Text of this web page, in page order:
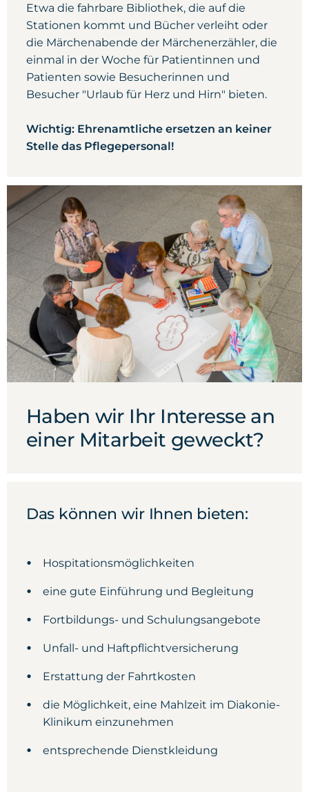
Etwa die fahrbare Bibliothek, die auf die
Stationen kommt und Bücher verleiht oder
die Märchenabende der Märchenerzähler, die
einmal in der Woche für Patientinnen und
Patienten sowie Besucherinnen und
Besucher "Urlaub für Herz und Hirn" bieten.
Wichtig: Ehrenamtliche ersetzen an keiner
Stelle das Pflegepersonal!
Haben wir Ihr Interesse an
einer Mitarbeit geweckt?
Das können wir Ihnen bieten:
Hospitationsmöglichkeiten
eine gute Einführung und Begleitung
Fortbildungs- und Schulungsangebote
Unfall- und Haftpflichtversicherung
Erstattung der Fahrtkosten
die Möglichkeit, eine Mahlzeit im Diakonie-
Klinikum einzunehmen
entsprechende Dienstkleidung